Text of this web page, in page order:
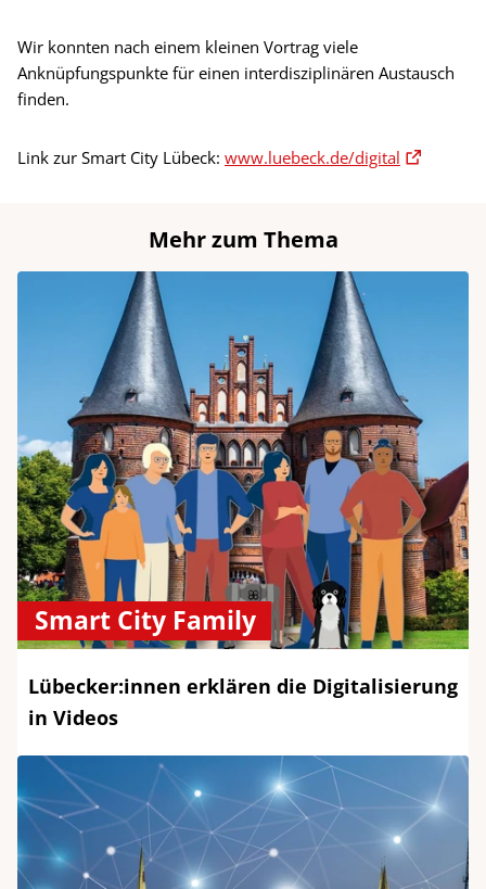
Wir konnten nach einem kleinen Vortrag viele
Anknüpfungspunkte für einen interdisziplinären Austausch
finden.
Link zur Smart City Lübeck: www.luebeck.de/digital
Mehr zum Thema
Smart City Family
Lübecker:innen erklären die Digitalisierung
in Videos